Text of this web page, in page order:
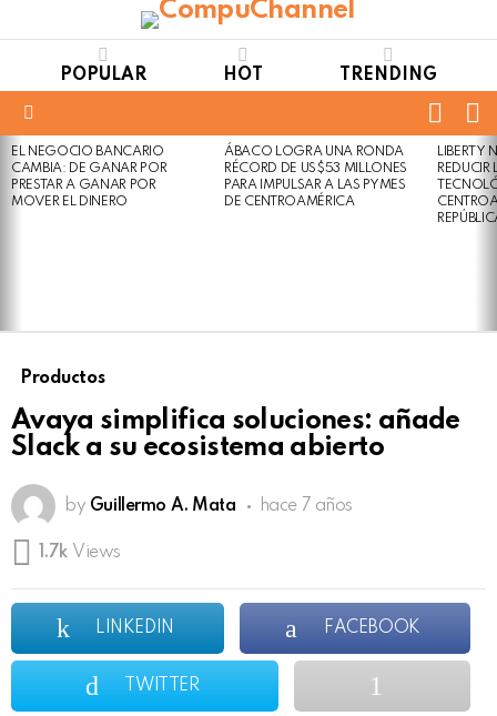
POPULAR HOT TRENDING
LATEST
STORIES
EL NEGOCIO BANCARIO
CAMBIA: DE GANAR POR
PRESTAR A GANAR POR
MOVER EL DINERO
Not
Safe
For
Click
to
view
ÁBACO LOGRA UNA RONDA
RÉCORD DE US$53 MILLONES
PARA IMPULSAR A LAS PYMES
DE CENTROAMÉRICA
LIBERTY
REDUCIR
Productos
Avaya simplifica soluciones: añade
Slack a su ecosistema abierto
by Guillermo A. Mata hace 7 años
1.7k Views
LINKEDIN FACEBOOK
TWITTER